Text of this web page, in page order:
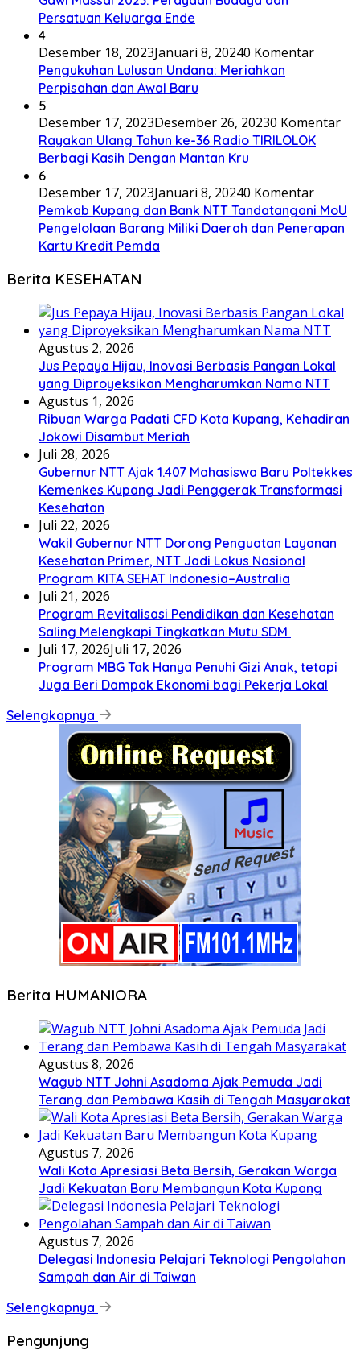
Persatuan Keluarga Ende
4
Desember 18, 2023Januari 8, 20240 Komentar
Pengukuhan Lulusan Undana: Meriahkan
Perpisahan dan Awal Baru
5
Desember 17, 2023Desember 26, 20230 Komentar
Rayakan Ulang Tahun ke-36 Radio TIRILOLOK
Berbagi Kasih Dengan Mantan Kru
6
Desember 17, 2023Januari 8, 20240 Komentar
Pemkab Kupang dan Bank NTT Tandatangani MoU
Pengelolaan Barang Miliki Daerah dan Penerapan
Kartu Kredit Pemda
Berita KESEHATAN
Agustus 2, 2026
Jus Pepaya Hijau, Inovasi Berbasis Pangan Lokal
yang Diproyeksikan Mengharumkan Nama NTT
Agustus 1, 2026
Ribuan Warga Padati CFD Kota Kupang, Kehadiran
Jokowi Disambut Meriah
Juli 28, 2026
Gubernur NTT Ajak 1.407 Mahasiswa Baru Poltekkes
Kemenkes Kupang Jadi Penggerak Transformasi
Kesehatan
Juli 22, 2026
Wakil Gubernur NTT Dorong Penguatan Layanan
Kesehatan Primer, NTT Jadi Lokus Nasional
Program KITA SEHAT Indonesia–Australia
Juli 21, 2026
Program Revitalisasi Pendidikan dan Kesehatan
Saling Melengkapi Tingkatkan Mutu SDM
Juli 17, 2026Juli 17, 2026
Program MBG Tak Hanya Penuhi Gizi Anak, tetapi
Juga Beri Dampak Ekonomi bagi Pekerja Lokal
Selengkapnya
Berita HUMANIORA
Agustus 8, 2026
Wagub NTT Johni Asadoma Ajak Pemuda Jadi
Terang dan Pembawa Kasih di Tengah Masyarakat
Agustus 7, 2026
Wali Kota Apresiasi Beta Bersih, Gerakan Warga
Jadi Kekuatan Baru Membangun Kota Kupang
Agustus 7, 2026
Delegasi Indonesia Pelajari Teknologi Pengolahan
Sampah dan Air di Taiwan
Selengkapnya
Pengunjung